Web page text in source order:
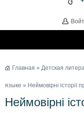
Главная » Детская
языке » Неймовірні історії
Неймовірні